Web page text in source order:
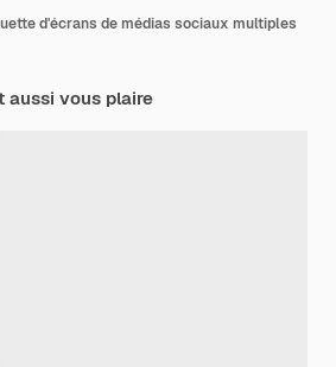
d'écrans de médias sociaux multiples
aussi vous plaire